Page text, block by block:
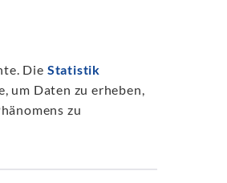
Die Statistik
um Daten zu erheben,
zu